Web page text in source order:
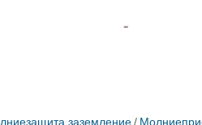
заземление/